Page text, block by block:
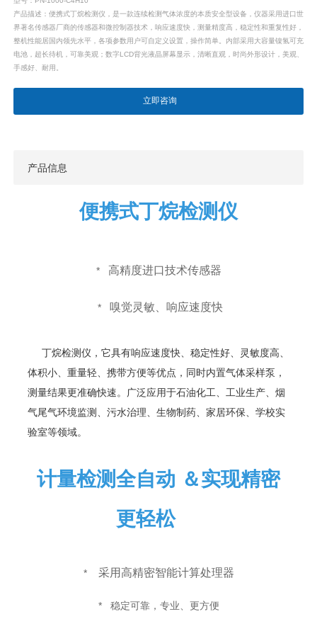
产品描述：便携式丁烷检测仪，是一款连续检测气体浓度的本质安全型设备，仪器采用进口世
界著名传感器厂商的传感器和微控制器技术，响应速度快，测量精度高，稳定性和重复性好，
整机性能居国内领先水平，各项参数用户可自定义设置，操作简单。内部采用大容量镍氢可充
电池，超长待机，可靠美观；数字LCD背光液晶屏幕显示，清晰直观，时尚外形设计，美观、
手感好、耐用。
立即咨询
产品信息
便携式丁烷检测仪
* 高精度进口技术传感器
* 嗅觉灵敏、响应速度快
丁烷检测仪，它具有响应速度快、稳定性好、灵敏度高、
体积小、重量轻、携带方便等优点，同时内置气体采样泵，
测量结果更准确快速。 广泛应用于石油化工、工业生产、烟
气尾气环境监测、污水治理、生物制药、家居环保、学校实
验室等领域。
计量检测全自动 ＆实现精密
更轻松
* 采用高精密智能计算处理器
* 稳定可靠，专业、更方便